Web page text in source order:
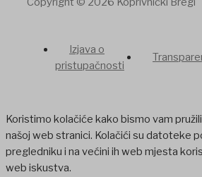
Izjava o
pristupačnosti
Koristimo kolačiće kako bismo vam
našoj web stranici. Kolačići su datoteke
pregledniku i na većini ih web mjesta
web iskustva.